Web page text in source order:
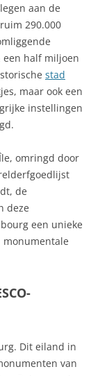
aan de
290.000
een half miljoen
stad
maar ook een
instellingen
omringd door
de
deze
een unieke
monumentale
Dit eiland in
van